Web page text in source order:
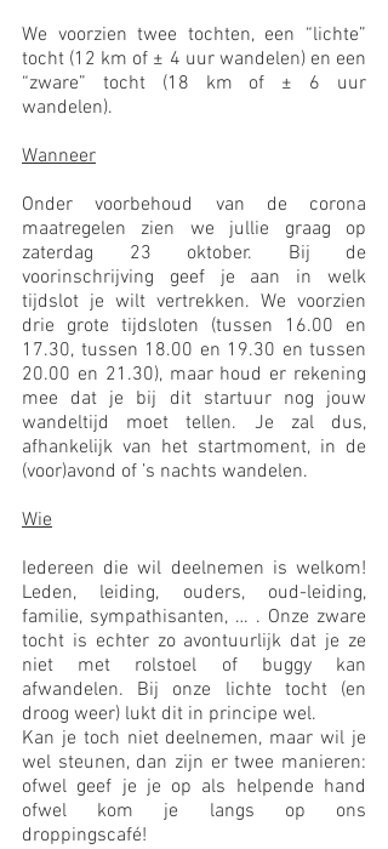
We voorzien twee tochten, een “lichte”
tocht (12 km of ± 4 uur wandelen) en een
“zware” tocht (18 km of ± 6 uur
wandelen).
Wanneer
Onder voorbehoud van de corona
maatregelen zien we jullie graag op
zaterdag 23 oktober. Bij de
voorinschrijving geef je aan in welk
tijdslot je wilt vertrekken. We voorzien
drie grote tijdsloten (tussen 16.00 en
17.30, tussen 18.00 en 19.30 en tussen
20.00 en 21.30), maar houd er rekening
mee dat je bij dit startuur nog jouw
wandeltijd moet tellen. Je zal dus,
afhankelijk van het startmoment, in de
(voor)avond of ’s nachts wandelen.
Wie
Iedereen die wil deelnemen is welkom!
Leden, leiding, ouders, oud-leiding,
familie, sympathisanten, … . Onze zware
tocht is echter zo avontuurlijk dat je ze
niet met rolstoel of buggy kan
afwandelen. Bij onze lichte tocht (en
droog weer) lukt dit in principe wel.
Kan je toch niet deelnemen, maar wil je
wel steunen, dan zijn er twee manieren:
ofwel geef je je op als helpende hand
ofwel kom je langs op ons
droppingscafé!